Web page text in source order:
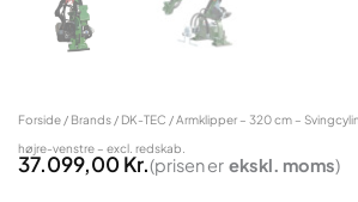
Forside / Brands / DK-TEC / Armklipper – 320 cm –
højre-venstre – excl. redskab.
37.099,00Kr.(prisen er ekskl. moms)